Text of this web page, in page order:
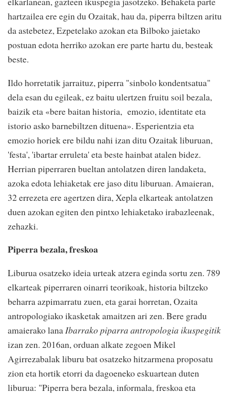
hartzailea ere egin du Ozaitak, hau da, piperra biltzen aritu
da astebetez, Ezpetelako azokan eta Bilboko jaietako
postuan edota herriko azokan ere parte hartu du, besteak
beste.
Ildo horretatik jarraituz, piperra "sinbolo kondentsatua"
dela esan du egileak, ez baitu ulertzen fruitu soil bezala,
baizik eta «bere baitan historia, emozio, identitate eta
istorio asko barnebiltzen dituena». Esperientzia eta
emozio horiek ere bildu nahi izan ditu Ozaitak liburuan,
'festa', 'ibartar erruleta' eta beste hainbat atalen bidez.
Herrian piperraren bueltan antolatzen diren landaketa,
azoka edota lehiaketak ere jaso ditu liburuan. Amaieran,
32 errezeta ere agertzen dira, Xepla elkarteak antolatzen
duen azokan egiten den pintxo lehiaketako irabazleenak,
zehazki.
Piperra bezala, freskoa
Liburua osatzeko ideia urteak atzera eginda sortu zen. 789
elkarteak piperraren oinarri teorikoak, historia biltzeko
beharra azpimarratu zuen, eta garai horretan, Ozaita
antropologiako ikasketak amaitzen ari zen. Bere gradu
amaierako lanaIbarrako piparra antropologia ikuspegitik
izan zen. 2016an, orduan alkate zegoen Mikel
Agirrezabalak liburu bat osatzeko hitzarmena proposatu
zion eta hortik etorri da dagoeneko eskuartean duten
liburua: "Piperra bera bezala, informala, freskoa eta